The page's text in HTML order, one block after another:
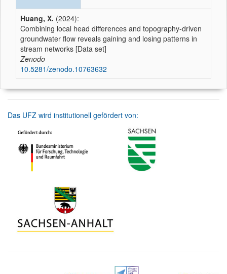
Huang, X. (2024):
Combining local head differences and topography-driven
groundwater flow reveals gaining and losing patterns in
stream networks [Data set]
Zenodo
10.5281/zenodo.10763632
Das UFZ wird institutionell gefördert von: